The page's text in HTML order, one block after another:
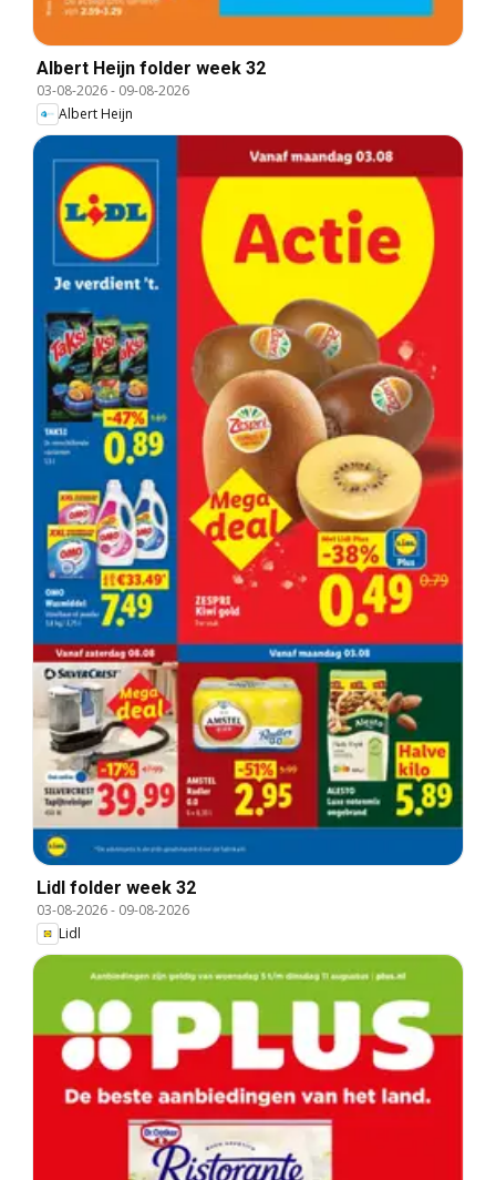
Albert Heijn folder week 32
03-08-2026- 09-08-2026
Albert Heijn
Lidl folder week 32
03-08-2026- 09-08-2026
Lidl